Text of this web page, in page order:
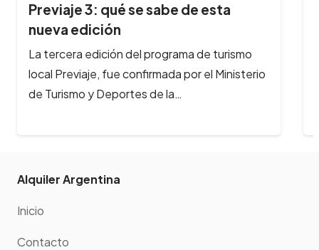
de esta
de turismo
por el Ministerio
Se viene el Festival
En Semana Santa, llega a Alta
Festival Gastronómicomás
interior del país. Del 14 al 16 de…
Alquiler Argentina
Inicio
Contacto